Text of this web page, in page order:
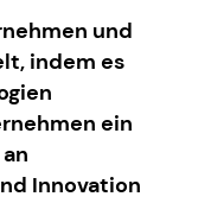
und
indem es
ein
Innovation